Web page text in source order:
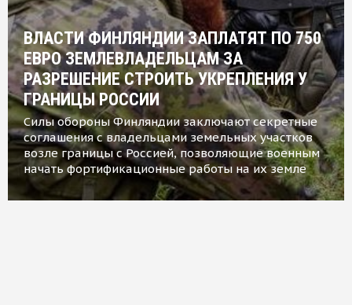
ВЛАСТИ ФИНЛЯНДИИ ЗАПЛАТЯТ ПО 750
ЕВРО ЗЕМЛЕВЛАДЕЛЬЦАМ ЗА
РАЗРЕШЕНИЕ СТРОИТЬ УКРЕПЛЕНИЯ У
ГРАНИЦЫ РОССИИ
Силы обороны Финляндии заключают секретные
соглашения с владельцами земельных участков
возле границы с Россией, позволяющие военным
начать фортификационные работы на их земле